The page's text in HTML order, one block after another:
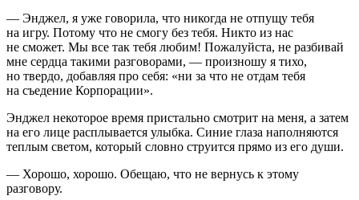
— Энджел, я уже говорила, что никогда не отпущу тебя
на игру. Потому что не смогу без тебя. Никто из нас
не сможет. Мы все так тебя любим! Пожалуйста, не разбивай
мне сердца такими разговорами, — произношу я тихо,
но твердо, добавляя про себя: «ни за что не отдам тебя
на съедение Корпорации».
Энджел некоторое время пристально смотрит на меня, а затем
на его лице расплывается улыбка. Синие глаза наполняются
теплым светом, который словно струится прямо из его души.
— Хорошо, хорошо. Обещаю, что не вернусь к этому
разговору.